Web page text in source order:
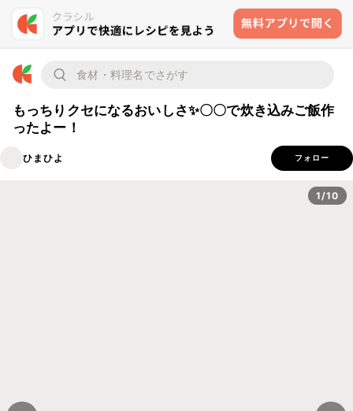
もっちりクセになるおいしさ✨〇〇で炊き込みご飯作
ったよー！
ひまひよ フォロー
1/10